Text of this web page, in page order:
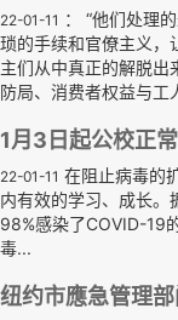
22-01-11 ： “他们处理
琐的手续和官僚主义，
主们从中真正的解脱出
防局、消费者权益与工
1月3日起公校正
22-01-11 在阻止病毒的
内有效的学习、成长。
98%感染了COVID-19
毒...
纽约市應急管理